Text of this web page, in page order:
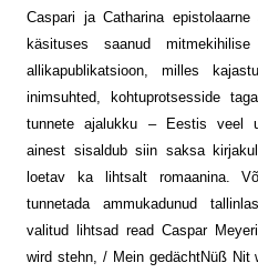
Caspari ja Catharina
käsituses saanud
allikapublikatsioon, milles
inimsuhted, kohtuprotsesside
tunnete ajalukku – Eestis veel
ainest sisaldub siin saksa
loetav ka lihtsalt romaanina.
tunnetada ammukadunud
valitud lihtsad read Caspar
wird stehn, / Mein gedächtNüß Nit